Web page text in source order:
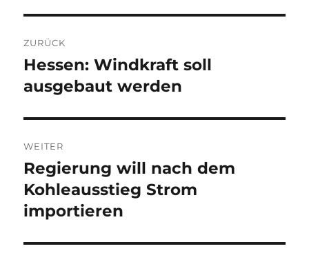
ZURÜCK
Vorheriger
Beitrag:
Hessen: Windkraft soll
ausgebaut werden
WEITER
Nächster
Beitrag:
Regierung will nach dem
Kohleausstieg Strom
importieren